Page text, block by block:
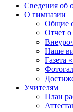
Сведения об
О гимназии
Общие
Отчет о
Наше
Газета
Учителям
План